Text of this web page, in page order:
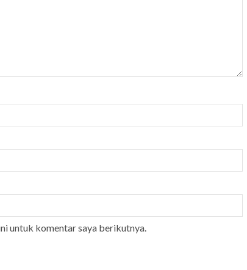
untuk komentar saya berikutnya.